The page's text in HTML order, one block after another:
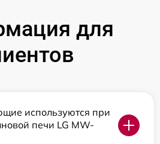
для
используются при
печи LG MW-